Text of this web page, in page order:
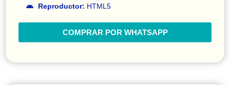
Reproductor: HTML5
COMPRAR POR WHATSAPP